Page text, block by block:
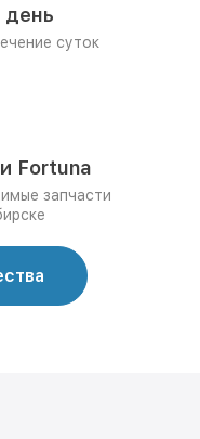
день
суток
Fortuna
запчасти